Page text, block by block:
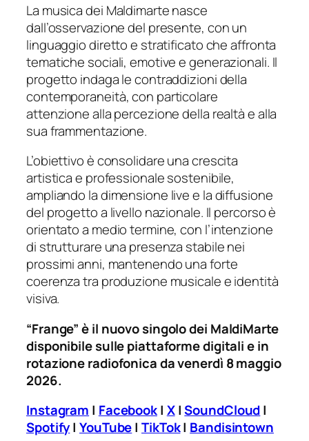
La musica dei Maldimarte nasce
dall’osservazione del presente, con un
linguaggio diretto e stratificato che affronta
tematiche sociali, emotive e generazionali. Il
progetto indaga le contraddizioni della
contemporaneità, con particolare
attenzione alla percezione della realtà e alla
sua frammentazione.
L’obiettivo è consolidare una crescita
artistica e professionale sostenibile,
ampliando la dimensione live e la diffusione
del progetto a livello nazionale. Il percorso è
orientato a medio termine, con l’intenzione
di strutturare una presenza stabile nei
prossimi anni, mantenendo una forte
coerenza tra produzione musicale e identità
visiva.
“Frange” è il nuovo singolo dei MaldiMarte
disponibile sulle piattaforme digitali e in
rotazione radiofonica da venerdì 8 maggio
2026.
Instagram | Facebook| X|SoundCloud|
Spotify|YouTube|TikTok| Bandisintown